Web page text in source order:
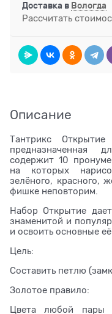
Доставка в Вологда
Рассчитать
Описание
Тантрикс Открытие
предназначенная
содержит 10
на которых
зелёного, красного,
фишке неповторим.
Набор Открытие
знаменитой и
и освоить основные
Цель:
Составить петлю
Золотое правило:
Цвета любой пары